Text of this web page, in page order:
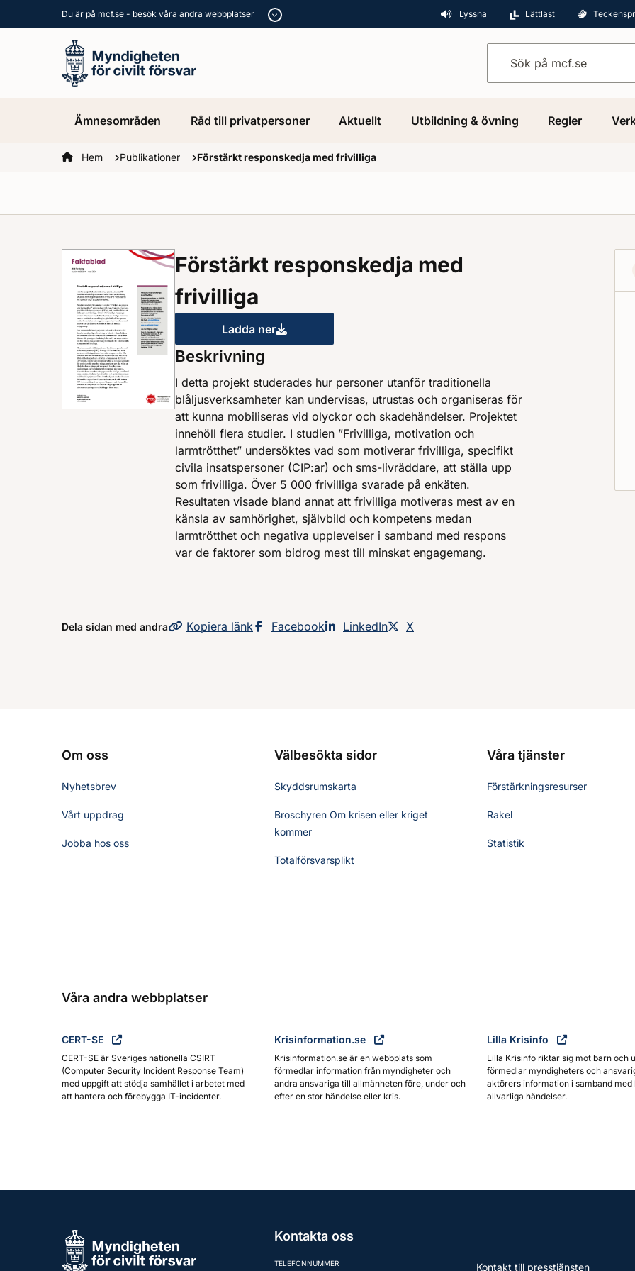
Du är på mcf.se - besök våra andra webbplatser Lyssna Lättläst
Ämnesområden Råd till privatpersoner Aktuellt Utbildning & övning Regler
Startsidan
Hem Publikationer Förstärkt responskedja med frivilliga
Förstärkt responskedja med
frivilliga
Ladda ner
Förstärkt responskedja med frivilliga
Beskrivning
I detta projekt studerades hur personer utanför traditionella
blåljusverksamheter kan undervisas, utrustas och organiseras för
att kunna mobiliseras vid olyckor och skadehändelser. Projektet
innehöll flera studier. I studien ”Frivilliga, motivation och
larmtrötthet” undersöktes vad som motiverar frivilliga, specifikt
civila insatspersoner (CIP:ar) och sms-livräddare, att ställa upp
som frivilliga. Över 5 000 frivilliga svarade på enkäten.
Resultaten visade bland annat att frivilliga motiveras mest av en
känsla av samhörighet, självbild och kompetens medan
larmtrötthet och negativa upplevelser i samband med respons
var de faktorer som bidrog mest till minskat engagemang.
Dela sidan med andra Kopiera sidans
länk Dela sidan på
Facebook Dela sidan på
LinkedIn Dela sidan på
X
Om oss
Nyhetsbrev
Vårt uppdrag
Jobba hos oss
Välbesökta sidor
Skyddsrumskarta
Broschyren Om krisen eller kriget
kommer
Totalförsvarsplikt
Våra tjänster
Förstärkningsresurser
Rakel
Statistik
Våra andra webbplatser
CERT-SE
CERT-SE är Sveriges nationella CSIRT
(Computer Security Incident Response Team)
med uppgift att stödja samhället i arbetet med
att hantera och förebygga IT-incidenter.
Krisinformation.se
Krisinformation.se är en webbplats som
förmedlar information från myndigheter och
andra ansvariga till allmänheten före, under och
efter en stor händelse eller kris.
Lilla Krisinfo
Lilla Krisinfo riktar sig mot barn och
förmedlar myndigheters och
aktörers information i samband
allvarliga händelser.
Kontakta oss
TELEFONNUMMER Kontakt till presstjänsten